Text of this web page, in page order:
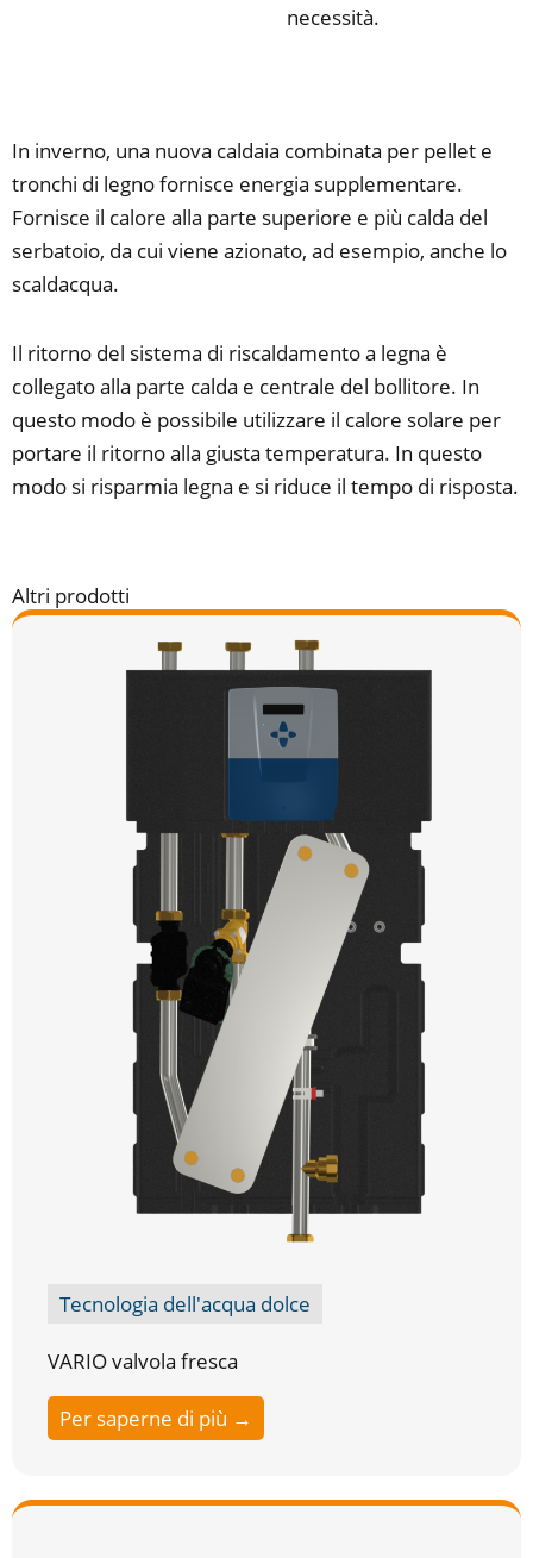
necessità.
In inverno, una nuova caldaia combinata per pellet e
tronchi di legno fornisce energia supplementare.
Fornisce il calore alla parte superiore e più calda del
serbatoio, da cui viene azionato, ad esempio, anche lo
scaldacqua.
Il ritorno del sistema di riscaldamento a legna è
collegato alla parte calda e centrale del bollitore. In
questo modo è possibile utilizzare il calore solare per
portare il ritorno alla giusta temperatura. In questo
modo si risparmia legna e si riduce il tempo di risposta.
Altri prodotti
Tecnologia dell'acqua dolce
VARIO valvola fresca
Per saperne di più →